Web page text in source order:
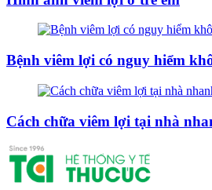
Bệnh viêm lợi có nguy hiểm
Cách chữa viêm lợi tại nhà